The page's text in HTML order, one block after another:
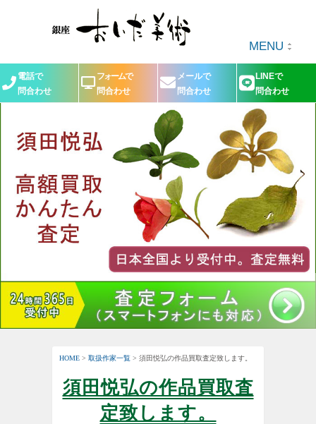
MENU
電話で
問合わせ
フォームで
問合わせ
メールで
問合わせ
LINEで
問合わせ
HOME > 取扱作家一覧 > 須田悦弘の作品買取査定致します。
須田悦弘の作品買取査
定致します。